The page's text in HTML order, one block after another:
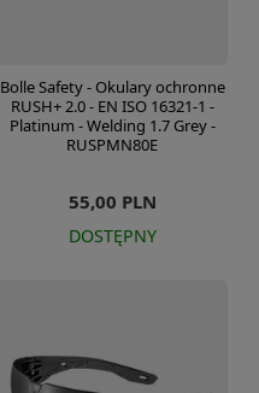
Bolle Safety - Okulary ochronne
RUSH+ 2.0 - EN ISO 16321-1 -
Platinum - Welding 1.7 Grey -
RUSPMN80E
55,00 PLN
DOSTĘPNY